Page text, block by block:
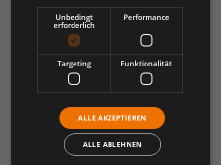
C60 C62 C64
(Diese Option ist zurzeit nicht verfügbar.)
C66
(Diese Option ist zurzeit nicht verfügbar.)
C68
(Diese Option ist zurzeit nicht
Anzahl verringern Anzahl erhöhen
In den Warenkorb
Artikelinformationen herunterladen
Unbedingt
erforderlich
Performance
Targeting Funktionalität
ALLE AKZEPTIEREN
ALLE ABLEHNEN